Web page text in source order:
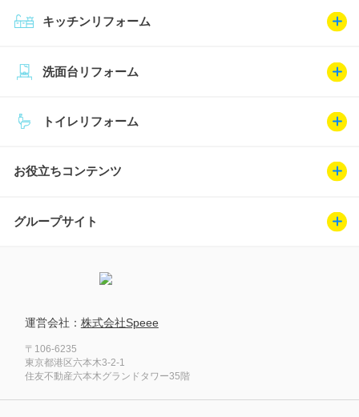
キッチンリフォーム
トイレリフォーム
洗面台リフォーム
お役立ちコンテンツ
グループサイト
運営会社： 株式会社Speee
〒106-6235
東京都港区六本木3-2-1
住友不動産六本木グランドタワー35階